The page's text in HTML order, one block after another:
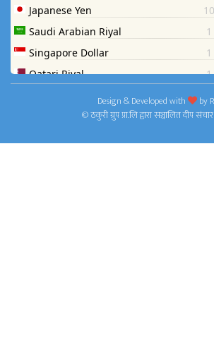
Design & Developed with by
© ठकुरी ग्रुप प्रा.लि द्वारा सञ्चालित दीप